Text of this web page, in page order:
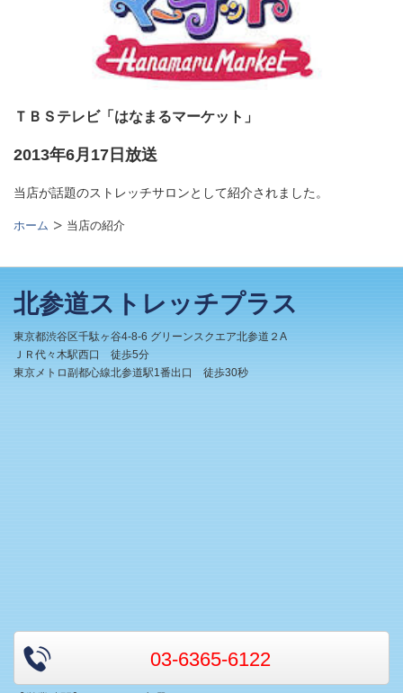
ＴＢＳテレビ「はなまるマーケット」
2013年6月17日放送
当店が話題のストレッチサロンとして紹介されました。
ホーム 当店の紹介
北参道ストレッチプラス
東京都渋谷区千駄ヶ谷4-8-6 グリーンスクエア北参道２A
ＪＲ代々木駅西口 徒歩5分
東京メトロ副都心線北参道駅1番出口 徒歩30秒
03-6365-6122